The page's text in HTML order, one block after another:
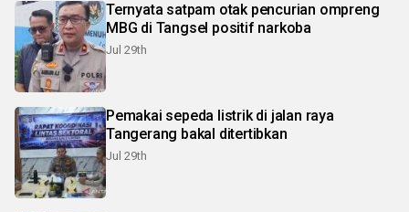
Ternyata satpam otak pencurian ompreng
MBG di Tangsel positif narkoba
Jul 29th
Pemakai sepeda listrik di jalan raya
Tangerang bakal ditertibkan
Jul 29th